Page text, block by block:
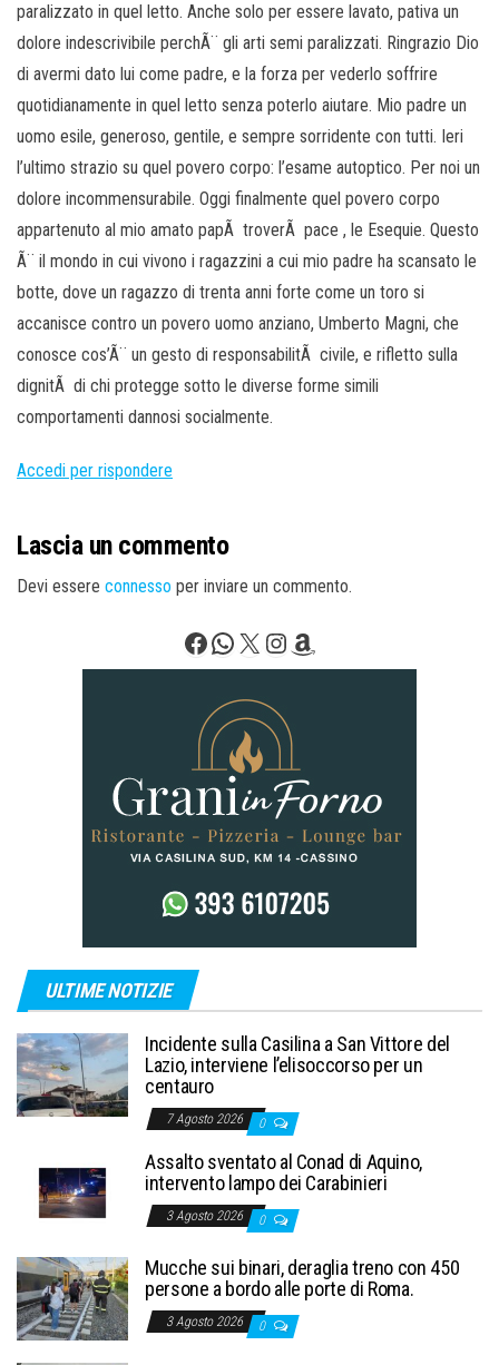
paralizzato in quel letto. Anche solo per essere lavato, pativa un
dolore indescrivibile perchÃ¨ gli arti semi paralizzati. Ringrazio Dio
di avermi dato lui come padre, e la forza per vederlo soffrire
quotidianamente in quel letto senza poterlo aiutare. Mio padre un
uomo esile, generoso, gentile, e sempre sorridente con tutti. Ieri
l’ultimo strazio su quel povero corpo: l’esame autoptico. Per noi un
dolore incommensurabile. Oggi finalmente quel povero corpo
appartenuto al mio amato papÃ troverÃ pace , le Esequie. Questo
Ã¨ il mondo in cui vivono i ragazzini a cui mio padre ha scansato le
botte, dove un ragazzo di trenta anni forte come un toro si
accanisce contro un povero uomo anziano, Umberto Magni, che
conosce cos’Ã¨ un gesto di responsabilitÃ civile, e rifletto sulla
dignitÃ di chi protegge sotto le diverse forme simili
comportamenti dannosi socialmente.
Accedi per rispondere
Lascia un commento
Devi essere connesso per inviare un commento.
Facebook
WhatsApp
X Instagram
Amazon
ULTIME NOTIZIE
Incidente sulla Casilina a San Vittore del
Lazio, interviene l’elisoccorso per un
centauro
7 Agosto 2026 0
Assalto sventato al Conad di Aquino,
intervento lampo dei Carabinieri
3 Agosto 2026 0
Mucche sui binari, deraglia treno con 450
persone a bordo alle porte di Roma.
3 Agosto 2026 0